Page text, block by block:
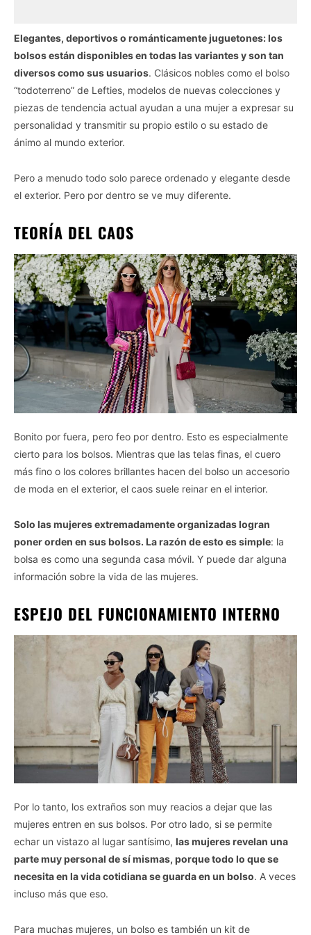
Elegantes, deportivos o románticamente juguetones: los
bolsos están disponibles en todas las variantes y son tan
diversos como sus usuarios. Clásicos nobles como el bolso
“todoterreno” de Lefties, modelos de nuevas colecciones y
piezas de tendencia actual ayudan a una mujer a expresar su
personalidad y transmitir su propio estilo o su estado de
ánimo al mundo exterior.
Pero a menudo todo solo parece ordenado y elegante desde
el exterior. Pero por dentro se ve muy diferente.
TEORÍA DEL CAOS
Bonito por fuera, pero feo por dentro. Esto es especialmente
cierto para los bolsos. Mientras que las telas finas, el cuero
más fino o los colores brillantes hacen del bolso un accesorio
de moda en el exterior, el caos suele reinar en el interior.
Solo las mujeres extremadamente organizadas logran
poner orden en sus bolsos. La razón de esto es simple: la
bolsa es como una segunda casa móvil. Y puede dar alguna
información sobre la vida de las mujeres.
ESPEJO DEL FUNCIONAMIENTO INTERNO
Por lo tanto, los extraños son muy reacios a dejar que las
mujeres entren en sus bolsos. Por otro lado, si se permite
echar un vistazo al lugar santísimo, las mujeres revelan una
parte muy personal de sí mismas, porque todo lo que se
necesita en la vida cotidiana se guarda en un bolso. A veces
incluso más que eso.
Para muchas mujeres, un bolso es también un kit de